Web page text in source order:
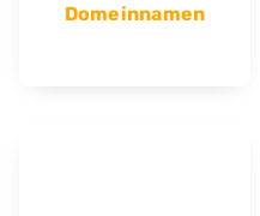
Domeinnamen